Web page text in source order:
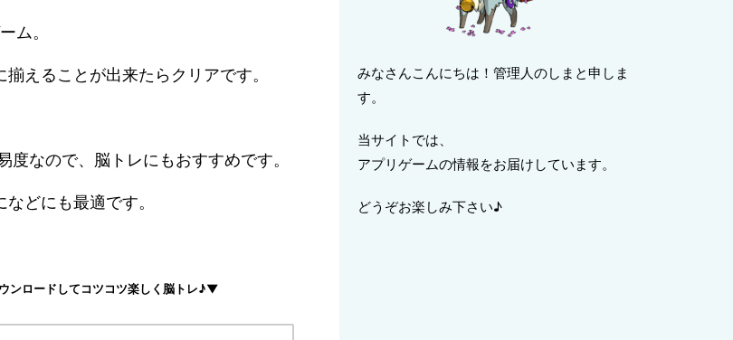
ム。
えることが出来たらクリアです。
なので、脳トレにもおすすめです。
どにも最適です。
ンロードしてコツコツ楽しく脳トレ♪▼
みなさんこんにちは！管理人のしまと申しま
す。
当サイトでは、
アプリゲームの情報をお届けしています。
どうぞお楽しみ下さい♪